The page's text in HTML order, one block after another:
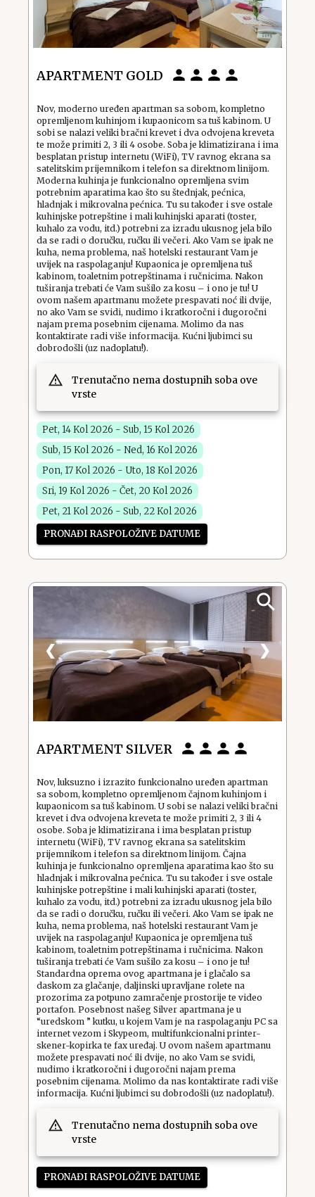
APARTMENT GOLD
Nov, moderno uređen apartman sa sobom, kompletno
opremljenom kuhinjom i kupaonicom sa tuš kabinom. U
sobi se nalazi veliki bračni krevet i dva odvojena kreveta
te može primiti 2, 3 ili 4 osobe. Soba je klimatizirana i ima
besplatan pristup internetu (WiFi), TV ravnog ekrana sa
satelitskim prijemnikom i telefon sa direktnom linijom.
Moderna kuhinja je funkcionalno opremljena svim
potrebnim aparatima kao što su štednjak, pećnica,
hladnjak i mikrovalna pećnica. Tu su također i sve ostale
kuhinjske potrepštine i mali kuhinjski aparati (toster,
kuhalo za vodu, itd.) potrebni za izradu ukusnog jela bilo
da se radi o doručku, ručku ili večeri. Ako Vam se ipak ne
kuha, nema problema, naš hotelski restaurant Vam je
uvijek na raspolaganju! Kupaonica je opremljena tuš
kabinom, toaletnim potrepštinama i ručnicima. Nakon
tuširanja trebati će Vam sušilo za kosu – i ono je tu! U
ovom našem apartmanu možete prespavati noć ili dvije,
no ako Vam se svidi, nudimo i kratkoročni i dugoročni
najam prema posebnim cijenama. Molimo da nas
kontaktirate radi više informacija. Kućni ljubimci su
dobrodošli (uz nadoplatu!).
Trenutačno nema dostupnih soba ove
vrste
Pet, 14 Kol 2026 - Sub, 15 Kol 2026
Sub, 15 Kol 2026 - Ned, 16 Kol 2026
Pon, 17 Kol 2026 - Uto, 18 Kol 2026
Sri, 19 Kol 2026 - Čet, 20 Kol 2026
Pet, 21 Kol 2026 - Sub, 22 Kol 2026
PRONAĐI RASPOLOŽIVE DATUME
❮ ❯
APARTMENT SILVER
Nov, luksuzno i izrazito funkcionalno uređen apartman
sa sobom, kompletno opremljenom čajnom kuhinjom i
kupaonicom sa tuš kabinom. U sobi se nalazi veliki bračni
krevet i dva odvojena kreveta te može primiti 2, 3 ili 4
osobe. Soba je klimatizirana i ima besplatan pristup
internetu (WiFi), TV ravnog ekrana sa satelitskim
prijemnikom i telefon sa direktnom linijom. Čajna
kuhinja je funkcionalno opremljena aparatima kao što su
hladnjak i mikrovalna pećnica. Tu su također i sve ostale
kuhinjske potrepštine i mali kuhinjski aparati (toster,
kuhalo za vodu, itd.) potrebni za izradu ukusnog jela bilo
da se radi o doručku, ručku ili večeri. Ako Vam se ipak ne
kuha, nema problema, naš hotelski restaurant Vam je
uvijek na raspolaganju! Kupaonica je opremljena tuš
kabinom, toaletnim potrepštinama i ručnicima. Nakon
tuširanja trebati će Vam sušilo za kosu – i ono je tu!
Standardna oprema ovog apartmana je i glačalo sa
daskom za glačanje, daljinski upravljane rolete na
prozorima za potpuno zamračenje prostorije te video
portafon. Posebnost našeg Silver apartmana je u
“uredskom ” kutku, u kojem Vam je na raspolaganju PC sa
internet vezom i Skypeom, multifunkcionalni printer-
skener-kopirka te fax uređaj. U ovom našem apartmanu
možete prespavati noć ili dvije, no ako Vam se svidi,
nudimo i kratkoročni i dugoročni najam prema
posebnim cijenama. Molimo da nas kontaktirate radi više
informacija. Kućni ljubimci su dobrodošli (uz nadoplatu!).
Trenutačno nema dostupnih soba ove
vrste
PRONAĐI RASPOLOŽIVE DATUME